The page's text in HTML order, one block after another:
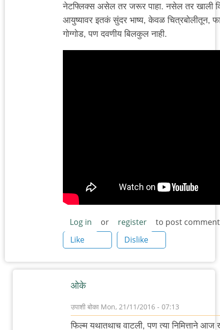
नेटफ्लिक्स असेल तर जरूर पाहा. नसेल तर खाली
आयुष्यावर इतकं सुंदर भाष्य, केवळ चित्रबोलीतून,
गोग्गोड, पण दवणीय बिलकुल नाही.
Log in or register
to post
Like
Dislike
ओके
उपाशी बोका Mon, 21/11/2016 - 07:13
In
फिल्म यथातथाच वाटली, पण त्या निमित्ताने आज